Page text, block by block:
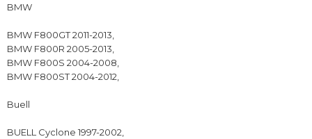
BMW
BMW F800GT 2011-2013,
BMW F800R 2005-2013,
BMW F800S 2004-2008,
BMW F800ST 2004-2012,
Buell
BUELL Cyclone 1997-2002,